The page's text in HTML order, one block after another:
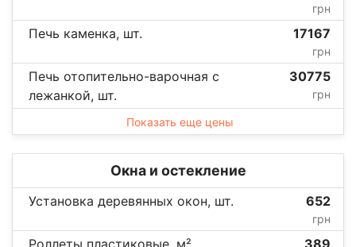
грн
Печь каменка, шт. 17167
грн
Печь отопительно-варочная с
лежанкой, шт.
30775
грн
Показать еще цены
Окна и остекление
Установка деревянных окон, шт. 652
грн
Роллеты пластиковые, м² 389